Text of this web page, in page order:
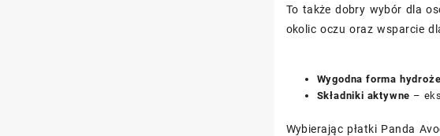
To także dobry wybór dla
okolic oczu oraz wsparcie
Wygodna forma
Składniki aktywne –
Wybierając płatki Panda